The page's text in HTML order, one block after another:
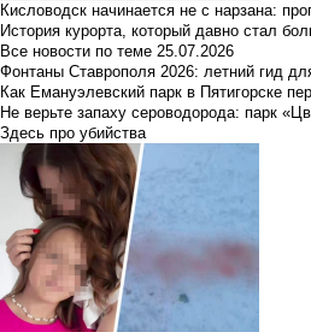
Кисловодск начинается не с нарзана:
История курорта, который давно стал
Все новости по теме 25.07.2026
Фонтаны Ставрополя 2026: летний гид
Как Емануэлевский парк в Пятигорске
Не верьте запаху сероводорода: парк
Здесь про убийства